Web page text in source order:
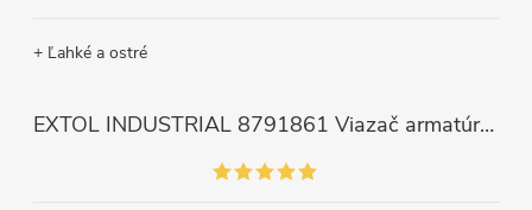
+ Ľahké a ostré
EXTOL INDUSTRIAL 8791861 Viazač armatúr aku Share20V, bez aku, drôt 0,8mm, oko 8-34mm, bezuhlíkový motor